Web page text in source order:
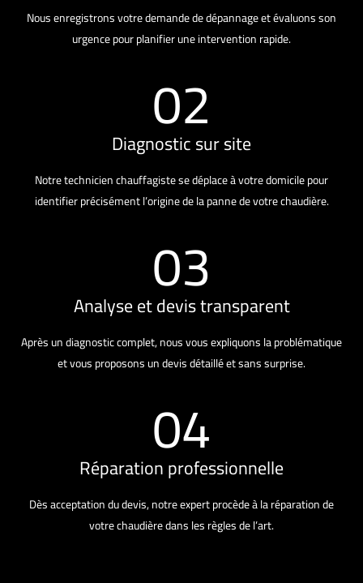
Nous enregistrons votre demande de dépannage et évaluons son
urgence pour planifier une intervention rapide.
02
Diagnostic sur site
Notre technicien chauffagiste se déplace à votre domicile pour
identifier précisément l’origine de la panne de votre chaudière.
03
Analyse et devis transparent
Après un diagnostic complet, nous vous expliquons la problématique
et vous proposons un devis détaillé et sans surprise.
04
Réparation professionnelle
Dès acceptation du devis, notre expert procède à la réparation de
votre chaudière dans les règles de l’art.